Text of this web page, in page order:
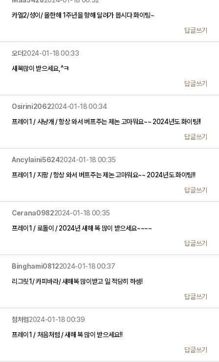
카엘2/성이/ 올한해 1주년을 향해 달려가 봅시다 화이팅~
답글쓰기
오더2024-01-18 00:33
새복많이 받으세요,^ㅋ
답글쓰기
Osirini20622024-01-18 00:34
프레이1 / 사냥개 / 항상 와서 버프주는 제논 고마워요~~ 2024년도 화이팅!!
답글쓰기
Ancylaini56242024-01-18 00:35
프레이1 / 지팡 / 항상 와서 버프주는 제논 고마워요~~ 2024년도 화이팅!!
답글쓰기
Cerana09822024-01-18 00:35
프레이1 / 로돌이 / 2024년 새해 복 많이 받으세요~~~~
답글쓰기
Binghami08122024-01-18 00:37
리그릿1/ 카피바라/ 새해복 많이받고 일 적당히 하셈!
답글쓰기
첨처럼2024-01-18 00:39
프레이1 / 처음처럼 / 새해 복 많이 받으세요!!
답글쓰기